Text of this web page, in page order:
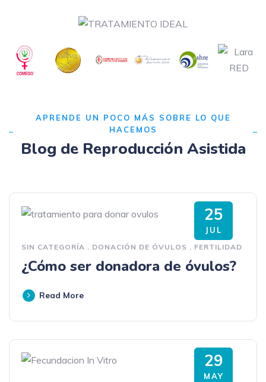
APRENDE UN POCO MÁS SOBRE LO QUE
HACEMOS
Blog de Reproducción Asistida
25
JUL
SIN CATEGORÍA DONACIÓN DE ÓVULOS FERTILIDAD
¿Cómo ser donadora de óvulos?
Read More
29
MAY